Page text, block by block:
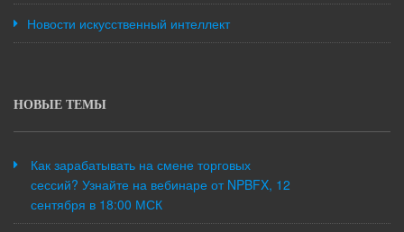
Новости искусственный интеллект
НОВЫЕ ТЕМЫ
Как зарабатывать на смене торговых
сессий? Узнайте на вебинаре от NPBFX, 12
сентября в 18:00 МСК